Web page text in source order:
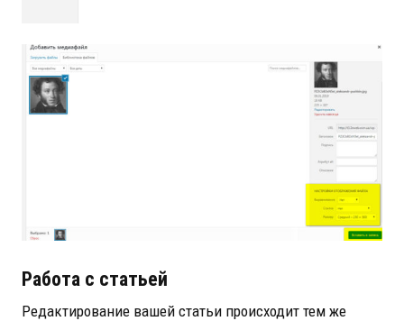
Работа с статьей
Редактирование вашей статьи происходит тем же